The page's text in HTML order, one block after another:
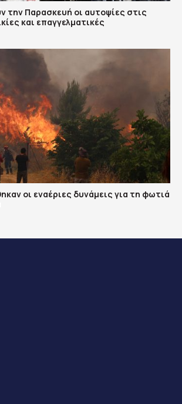
την Παρασκευή οι αυτοψίες στις
και επαγγελματικές
οι εναέριες δυνάμεις για τη φωτιά